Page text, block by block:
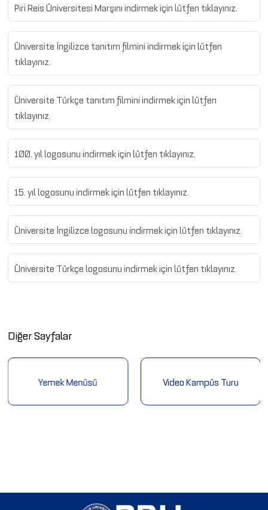
Piri Reis Üniversitesi Marşını indirmek için lütfen tıklayınız.
Üniversite İngilizce tanıtım filmini indirmek için lütfen
tıklayınız.
Üniversite Türkçe tanıtım filmini indirmek için lütfen
tıklayınız.
100. yıl logosunu indirmek için lütfen tıklayınız.
15. yıl logosunu indirmek için lütfen tıklayınız.
Üniversite İngilizce logosunu indirmek için lütfen tıklayınız.
Üniversite Türkçe logosunu indirmek için lütfen tıklayınız.
Diğer Sayfalar
Yemek Menüsü Video Kampüs Turu